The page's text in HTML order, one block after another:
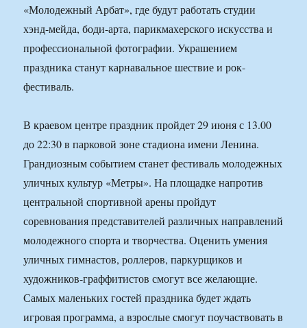
«Молодежный Арбат», где будут работать студии
хэнд-мейда, боди-арта, парикмахерского искусства и
профессиональной фотографии. Украшением
праздника станут карнавальное шествие и рок-
фестиваль.
В краевом центре праздник пройдет 29 июня с 13.00
до 22:30 в парковой зоне стадиона имени Ленина.
Грандиозным событием станет фестиваль молодежных
уличных культур «Метры». На площадке напротив
центральной спортивной арены пройдут
соревнования представителей различных направлений
молодежного спорта и творчества. Оценить умения
уличных гимнастов, роллеров, паркурщиков и
художников-граффитистов смогут все желающие.
Самых маленьких гостей праздника будет ждать
игровая программа, а взрослые смогут поучаствовать в